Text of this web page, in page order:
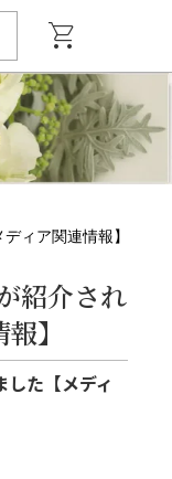
shopping_cart
ィア関連情報】
紹介され
】
た【メディ